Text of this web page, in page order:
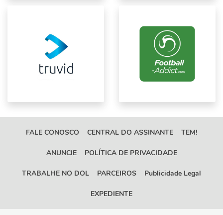
FALE CONOSCO CENTRAL DO ASSINANTE TEM!
ANUNCIE POLÍTICA DE PRIVACIDADE
TRABALHE NO DOL PARCEIROS Publicidade Legal
EXPEDIENTE